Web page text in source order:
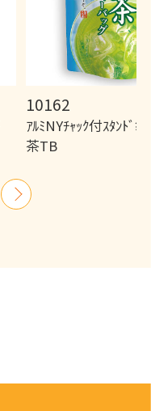
10162
ｱﾙﾐNYﾁｬｯｸ付ｽﾀﾝﾄﾞ
茶TB
次
へ